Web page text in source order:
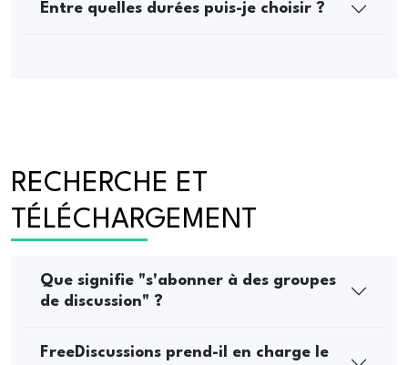
Entre quelles durées puis-je choisir ?
RECHERCHE ET
TÉLÉCHARGEMENT
Que signifie "s'abonner à des groupes
de discussion" ?
FreeDiscussions prend-il en charge le